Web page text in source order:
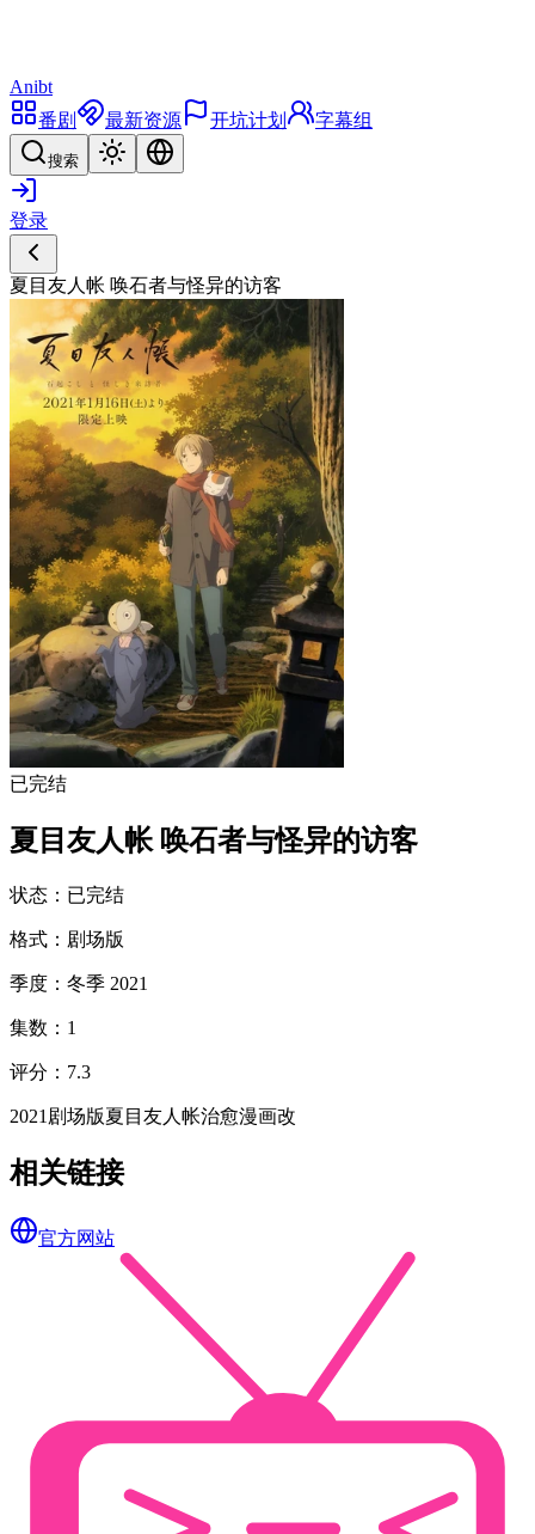
Anibt
番剧
最新资源 开坑计划 字幕组
搜索
登录
夏目友人帐 唤石者与怪异的访客
已完结
夏目友人帐 唤石者与怪异的访客
状态 ： 已完结
格式 ： 剧场版
季度 ： 冬季 2021
集数 ： 1
评分 ： 7.3
2021 剧场版夏目友人帐治愈漫画改
相关链接
官方网站